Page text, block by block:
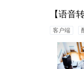
【语音
客户端